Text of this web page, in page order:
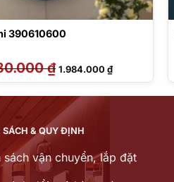
390610600
₫ Giá
gốc
là:
1.984.000₫Giá
hiện
tại
1.984.000 ₫.
SÁCH & QUY ĐỊNH
sách vận chuyển, lắp đặt